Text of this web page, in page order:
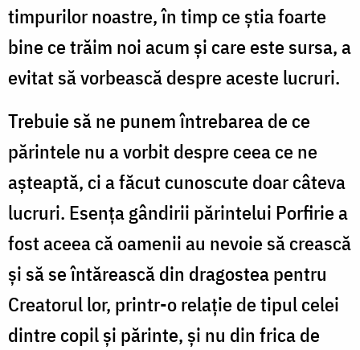
timpurilor noastre, în timp ce știa foarte
bine ce trăim noi acum și care este sursa, a
evitat să vorbească despre aceste lucruri.
Trebuie să ne punem întrebarea de ce
părintele nu a vorbit despre ceea ce ne
așteaptă, ci a făcut cunoscute doar câteva
lucruri. Esența gândirii părintelui Porfirie a
fost aceea că oamenii au nevoie să crească
și să se întărească din dragostea pentru
Creatorul lor, printr-o relație de tipul celei
dintre copil și părinte, și nu din frica de